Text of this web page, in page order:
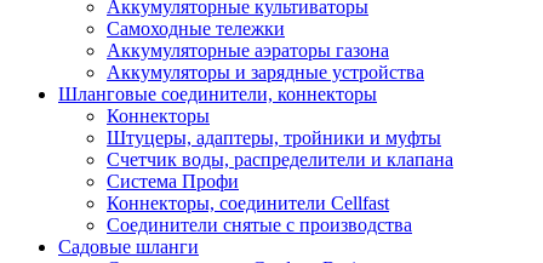
Аккумуляторные культиваторы
Самоходные тележки
Аккумуляторные аэраторы газона
Аккумуляторы и зарядные устройства
Шланговые соединители, коннекторы
Коннекторы
Штуцеры, адаптеры, тройники и муфты
Счетчик воды, распределители и клапана
Система Профи
Коннекторы, соединители Cellfast
Соединители снятые с производства
Садовые шланги